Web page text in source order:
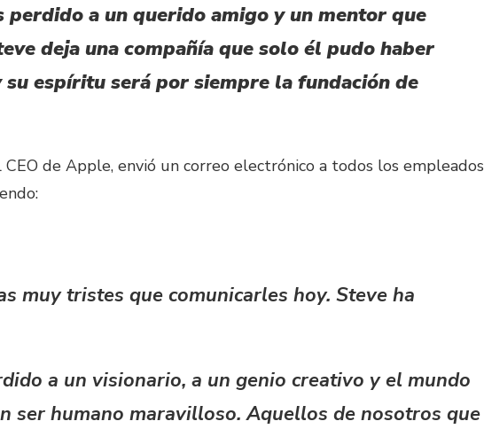
perdido a un querido amigo y un mentor que
deja una compañía que solo él pudo haber
espíritu será por siempre la fundación de
de Apple, envió un correo electrónico a todos los empleados
muy tristes que comunicarles hoy. Steve ha
a un visionario, a un genio creativo y el mundo
ser humano maravilloso. Aquellos de nosotros que